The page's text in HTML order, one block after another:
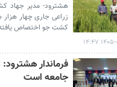
هشترود- مدیر جهاد
زراعی جاری چهار هزار
کشت جو اختصاص
۱۴:۴۷
فرماندار هشترود:
جامعه است